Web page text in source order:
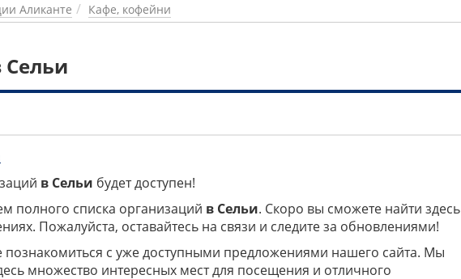
Аликанте Кафе, кофейни
в Сельи будет доступен!
полного списка организаций в Сельи. Скоро вы сможете найти здесь
Пожалуйста, оставайтесь на связи и следите за обновлениями!
познакомиться с уже доступными предложениями нашего сайта. Мы
множество интересных мест для посещения и отличного